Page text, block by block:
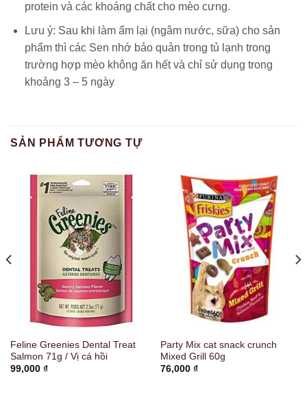
protein và các khoáng chất cho mèo cưng.
Lưu ý: Sau khi làm ẩm lại (ngâm nước, sữa) cho sản
phẩm thì các Sen nhớ bảo quản trong tủ lạnh trong
trường hợp mèo không ăn hết và chỉ sử dụng trong
khoảng 3 – 5 ngày
SẢN PHẨM TƯƠNG TỰ
Feline Greenies Dental Treat
Salmon 71g / Vị cá hồi
99,000 ₫
Party Mix cat snack crunch
Mixed Grill 60g
76,000 ₫